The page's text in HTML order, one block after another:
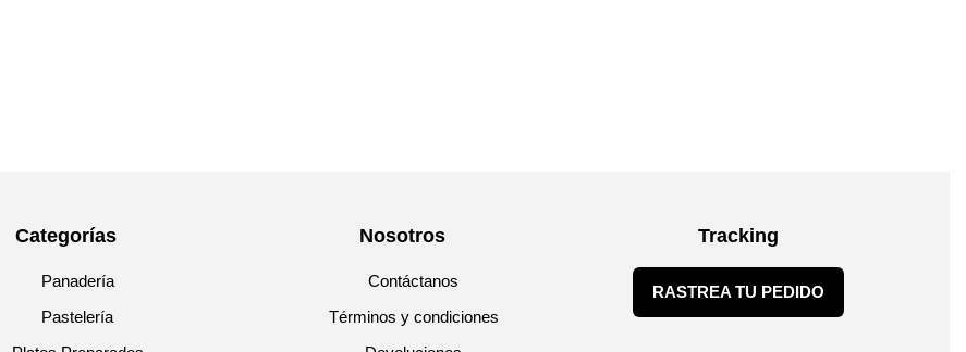
Categorías
Panadería
Pastelería
Nosotros
Contáctanos
Términos y condiciones
Tracking
RASTREA TU PEDIDO